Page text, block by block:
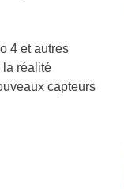
4 et autres
la réalité
capteurs